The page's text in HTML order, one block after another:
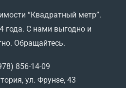
“Квадратный метр”.
года. С нами выгодно и
Обращайтесь.
856-14-09
ул. Фрунзе, 43